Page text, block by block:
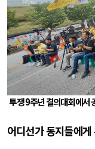
투쟁9주년 결의대회에서
어디선가 동지들에